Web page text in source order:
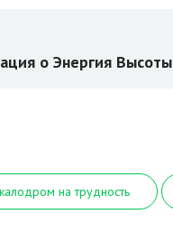
о Энергия Высоты
на трудность